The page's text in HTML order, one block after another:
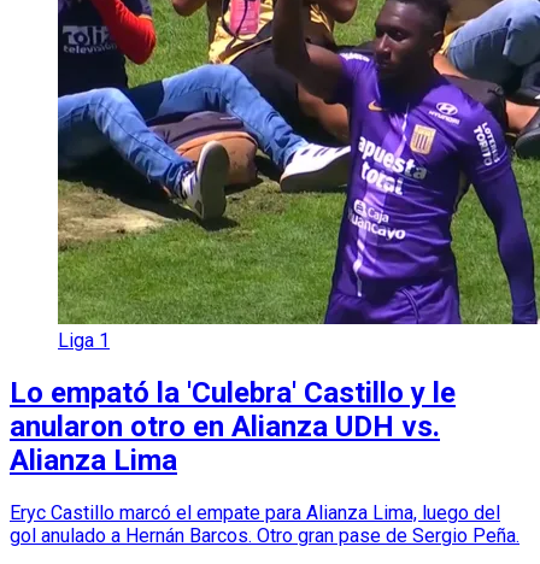
Liga 1
Lo empató la 'Culebra' Castillo y le
anularon otro en Alianza UDH vs.
Alianza Lima
Eryc Castillo marcó el empate para Alianza Lima, luego del
gol anulado a Hernán Barcos. Otro gran pase de Sergio Peña.